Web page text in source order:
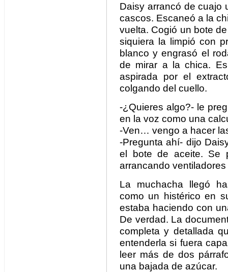
Daisy arrancó de cuajo
cascos. Escaneó a la
vuelta. Cogió un bote
siquiera la limpió con
blanco y engrasó el
de mirar a la chica.
aspirada por el
colgando del cuello.
-¿Quieres algo?- le
en la voz como una
-Ven… vengo a hacer
-Pregunta ahí- dijo
el bote de aceite. Se
arrancando
La muchacha llegó
como un histérico en
estaba haciendo con
De verdad. La
completa y detallada
entenderla si fuera
leer más de dos
una bajada de azúcar.